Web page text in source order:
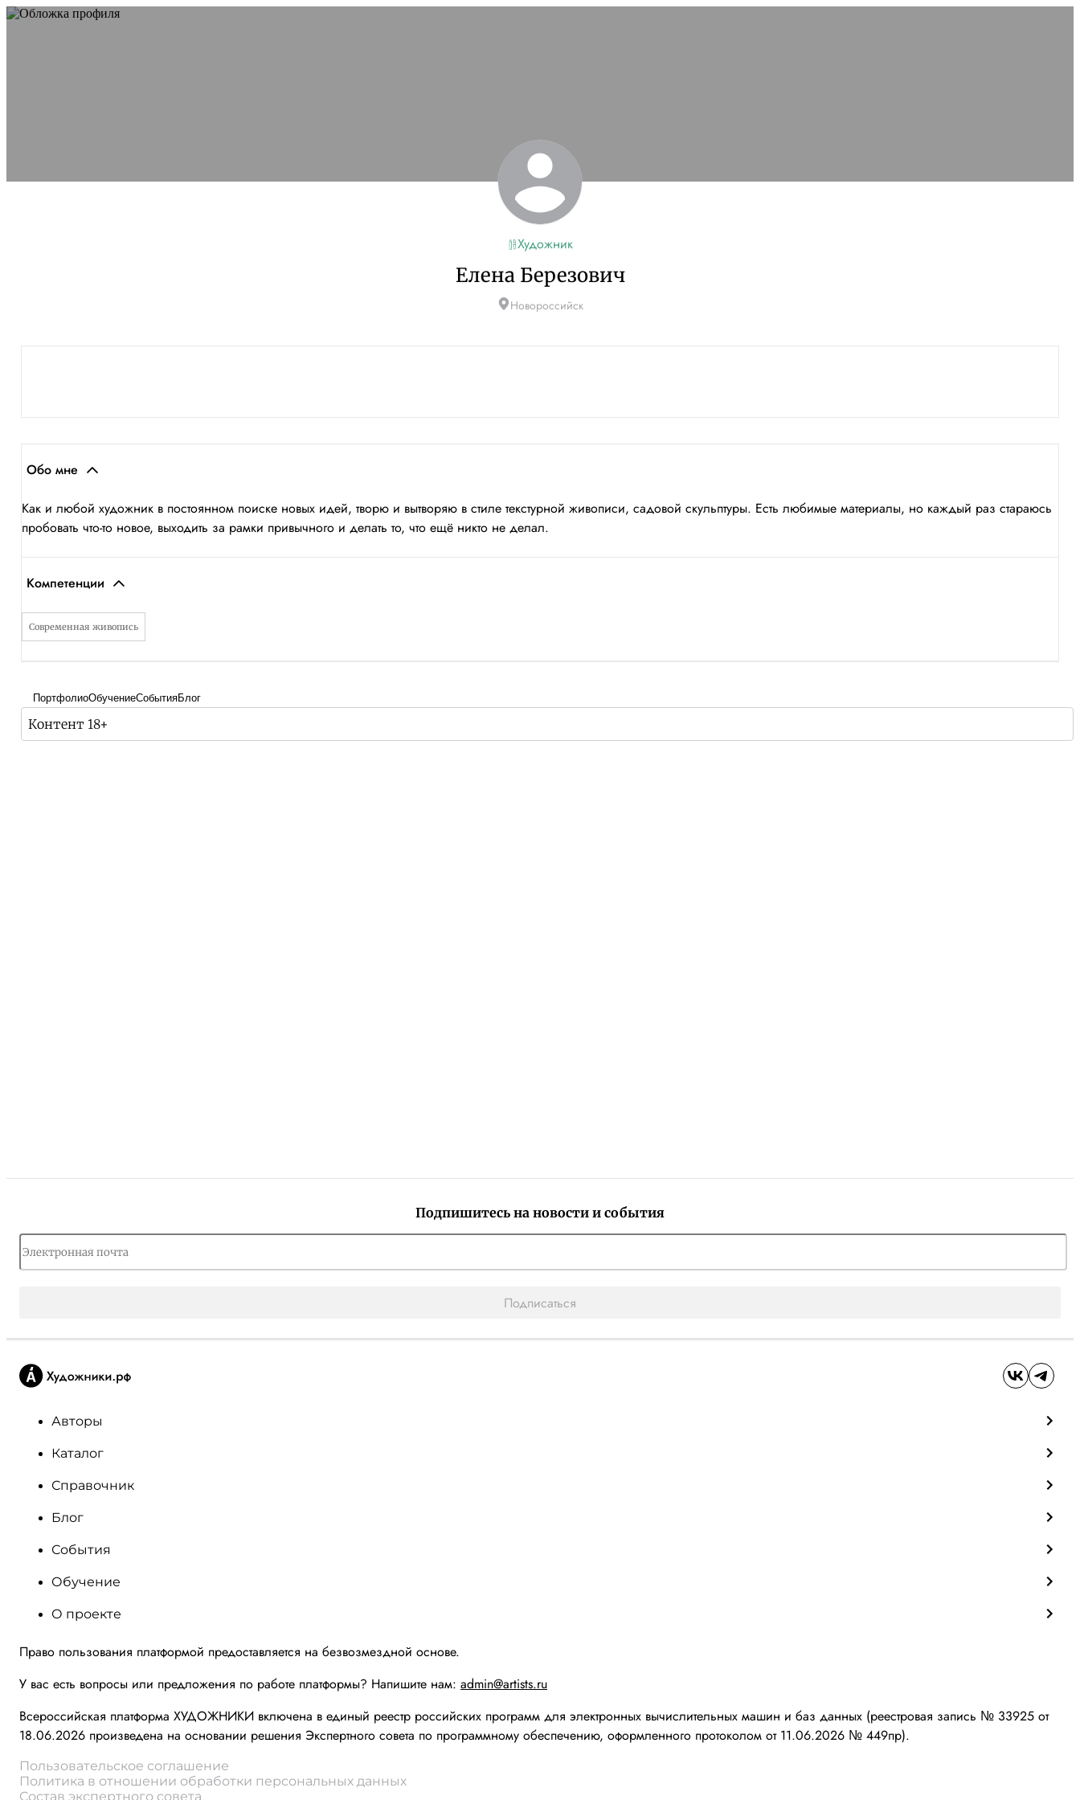
Художник
Елена Березович
Новороссийск
Обо мне
Как и любой художник в постоянном поиске новых идей, творю и вытворяю в стиле текстурной живописи, садовой скульптуры. Есть любимые материалы, но каждый раз стараюсь
пробовать что-то новое, выходить за рамки привычного и делать то, что ещё никто не делал.
Компетенции
Современная живопись
ПортфолиоОбучениеСобытияБлог
Контент 18+
Подпишитесь на новости и события
Подписаться
Авторы
Каталог
Справочник
Блог
События
Обучение
О проекте
Право пользования платформой предоставляется на безвозмездной основе.
У вас есть вопросы или предложения по работе платформы? Напишите нам: admin@artists.ru
Всероссийская платформа ХУДОЖНИКИ включена в единый реестр российских программ для электронных вычислительных машин и баз данных (реестровая запись № 33925 от
18.06.2026 произведена на основании решения Экспертного совета по программному обеспечению, оформленного протоколом от 11.06.2026 № 449пр).
Пользовательское соглашение
Политика в отношении обработки персональных данных
Состав экспертного совета